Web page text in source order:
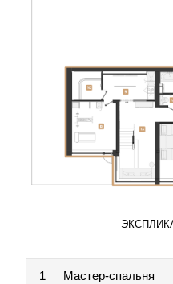
1 Мастер-спальня